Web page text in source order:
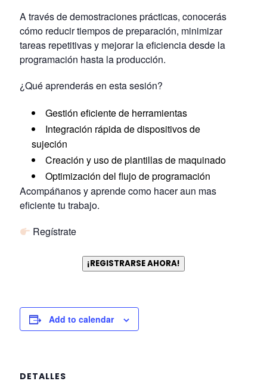
A través de demostraciones prácticas, conocerás
cómo reducir tiempos de preparación, minimizar
tareas repetitivas y mejorar la eficiencia desde la
programación hasta la producción.
¿Qué aprenderás en esta sesión?
Gestión eficiente de herramientas
Integración rápida de dispositivos de
sujeción
Creación y uso de plantillas de maquinado
Optimización del flujo de programación
Acompáñanos y aprende como hacer aun mas
eficiente tu trabajo.
Regístrate
¡REGISTRARSE AHORA!
Add to calendar
DETALLES